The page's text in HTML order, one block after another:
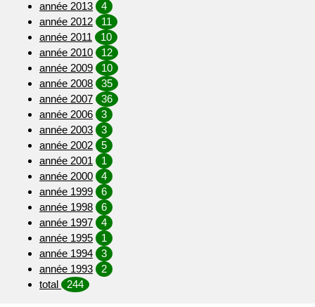
année 2013
4
année 2012
11
année 2011
10
année 2010
12
année 2009
10
année 2008
35
année 2007
36
année 2006
3
année 2003
3
année 2002
5
année 2001
1
année 2000
4
année 1999
6
année 1998
6
année 1997
4
année 1995
1
année 1994
3
année 1993
2
total
244